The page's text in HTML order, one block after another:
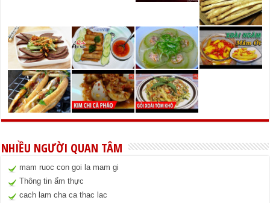
NHIỀU NGƯỜI QUAN TÂM
mam ruoc con goi la mam gi
Thông tin ẩm thực
cach lam cha ca thac lac